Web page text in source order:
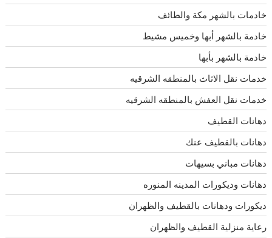
خادمات بالشهر مكة والطائف
خادمة بالشهر أبها وخميس مشيط
خادمة بالشهر بأبها
خدمات نقل الاثاث بالمنطقه الشرقيه
خدمات نقل العفش بالمنطقه الشرقيه
دهانات القطيف
دهانات بالقطيف عنك
دهانات مباني بسيهات
دهانات وديكورات المدينه المنوره
ديكورات ودهانات بالقطيف والظهران
رعاية منزلية القطيف والظهران